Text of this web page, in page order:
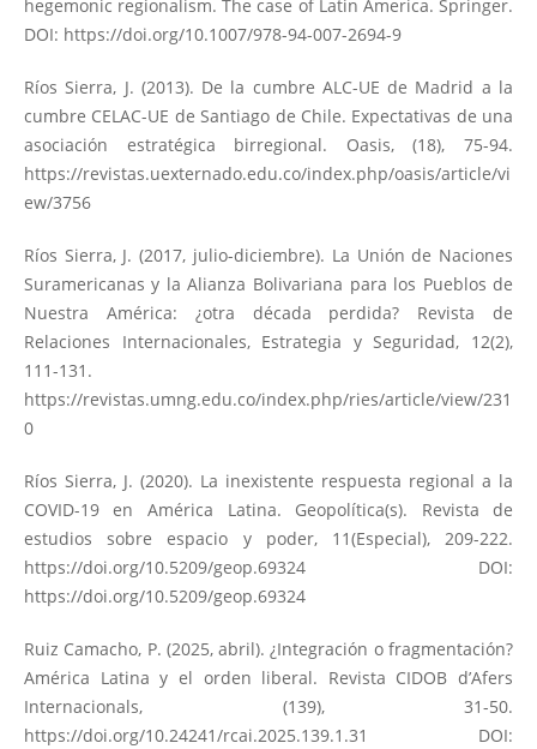
hegemonic regionalism. The case of Latin America. Springer.
DOI: https://doi.org/10.1007/978-94-007-2694-9
Ríos Sierra, J. (2013). De la cumbre ALC-UE de Madrid a la
cumbre CELAC-UE de Santiago de Chile. Expectativas de una
asociación estratégica birregional. Oasis, (18), 75-94.
https://revistas.uexternado.edu.co/index.php/oasis/article/vi
ew/3756
Ríos Sierra, J. (2017, julio-diciembre). La Unión de Naciones
Suramericanas y la Alianza Bolivariana para los Pueblos de
Nuestra América: ¿otra década perdida? Revista de
Relaciones Internacionales, Estrategia y Seguridad, 12(2),
111-131.
https://revistas.umng.edu.co/index.php/ries/article/view/231
0
Ríos Sierra, J. (2020). La inexistente respuesta regional a la
COVID-19 en América Latina. Geopolítica(s). Revista de
estudios sobre espacio y poder, 11(Especial), 209-222.
https://doi.org/10.5209/geop.69324DOI:
https://doi.org/10.5209/geop.69324
Ruiz Camacho, P. (2025, abril). ¿Integración o fragmentación?
América Latina y el orden liberal. Revista CIDOB d’Afers
Internacionals, (139), 31-50.
https://doi.org/10.24241/rcai.2025.139.1.31
DOI: